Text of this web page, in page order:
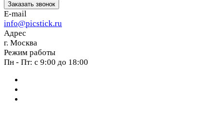
Заказать звонок
E-mail
info@picstick.ru
Адрес
г. Москва
Режим работы
Пн - Пт: с 9:00 до 18:00